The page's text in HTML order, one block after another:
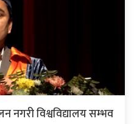
नगरी विश्वविद्यालय सम्भव